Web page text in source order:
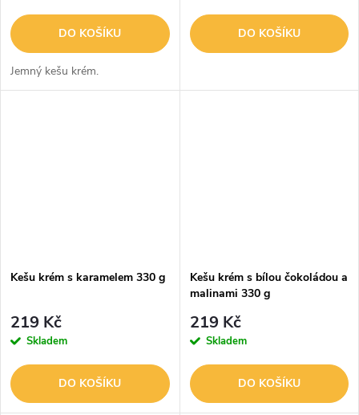
DO KOŠÍKU
Jemný kešu krém.
DO KOŠÍKU
Kešu krém s karamelem 330 g
219 Kč
Skladem
DO KOŠÍKU
Kešu krém s bílou čokoládou a
malinami 330 g
219 Kč
Skladem
DO KOŠÍKU